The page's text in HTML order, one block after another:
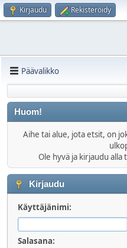
Kirjaudu Rekisteröidy
Päävalikko
Huom!
Aihe tai alue, jota etsit, on
Ole hyvä ja kirjaudu alla
Kirjaudu
Käyttäjänimi:
Salasana: